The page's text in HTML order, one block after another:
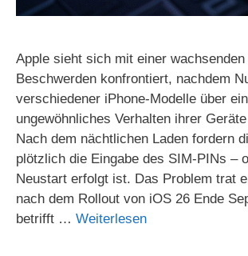
Apple sieht sich mit einer
Beschwerden konfrontiert, nachdem
verschiedener iPhone-Modelle über ein
ungewöhnliches Verhalten ihrer
Nach dem nächtlichen Laden fordern
plötzlich die Eingabe des SIM-PINs –
Neustart erfolgt ist. Das Problem trat
nach dem Rollout von iOS 26 Ende
betrifft … Weiterlesen